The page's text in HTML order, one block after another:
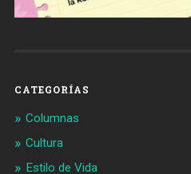
CATEGORÍAS
Columnas
Cultura
Estilo de Vida